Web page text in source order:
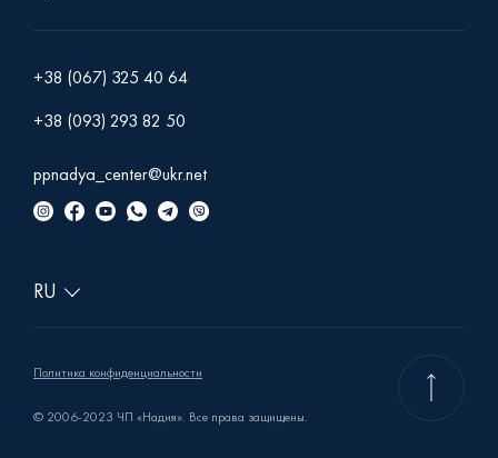
+38 (067) 325 40 64
+38 (093) 293 82 50
ppnadya_center@ukr.net
Политика конфиденциальности
© 2006-2023 ЧП «Надия». Все права защищены.